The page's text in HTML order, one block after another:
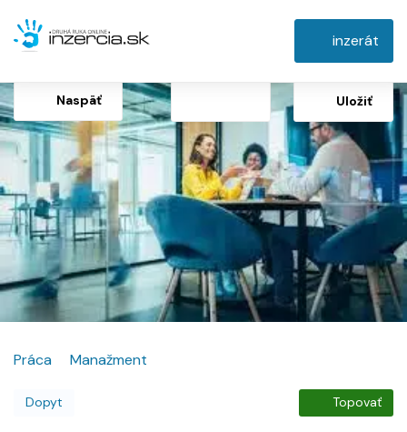
inzerát
Naspäť Uložiť
Práca Manažment
Dopyt Topovať